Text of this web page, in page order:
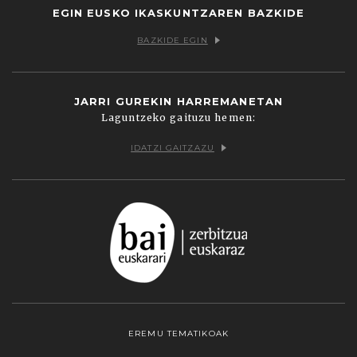
EGIN EUSKO IKASKUNTZAREN BAZKIDE
BAZKIDE EGIN
JARRI GUREKIN HARREMANETAN
Laguntzeko gaituzu hemen:
IDATZI GAITZAZU
EREMU TEMATIKOAK